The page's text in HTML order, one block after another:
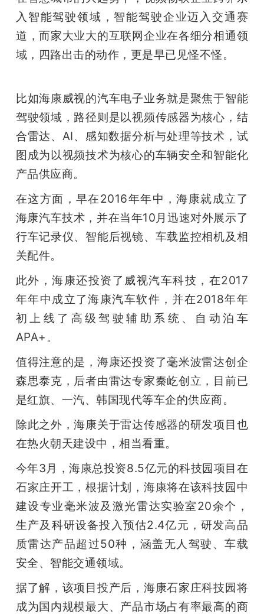
入智能驾驶领域，智能驾驶企业迈入交通赛
道，而家大业大的互联网企业在各细分相通领
域，四路出击的动作，更是早已见怪不怪。
比如海康威视的汽车电子业务就是聚焦于智能
驾驶领域，路径则是以视频传感器为核心，结
合雷达、AI、感知数据分析与处理等技术，试
图成为以视频技术为核心的车辆安全和智能化
产品供应商。
在这方面，早在2016年年中，海康就成立了
海康汽车技术，并在当年10月迅速对外展示了
行车记录仪、智能后视镜、车载监控相机及相
关配件。
此外，海康还投资了威视汽车科技，在2017
年年中成立了海康汽车软件，并在2018年年
初上线了高级驾驶辅助系统、自动泊车
APA+。
值得注意的是，海康还投资了毫米波雷达创企
森思泰克，后者由雷达专家秦屹创立，目前已
是红旗、一汽、韩国现代等车企的供应商。
除此之外，海康关于雷达传感器的研发项目也
在热火朝天建设中，相当看重。
今年3月，海康总投资8.5亿元的科技园项目在
石家庄开工，根据计划，海康将在该科技园中
建设专业毫米波及激光雷达实验室20余个，
生产及科研设备投入预估2.4亿元，研发高品
质雷达产品超过50种，涵盖无人驾驶、车载
安全、智能交通领域。
据了解，该项目投产后，海康石家庄科技园将
成为国内规模最大、产品市场占有率最高的商